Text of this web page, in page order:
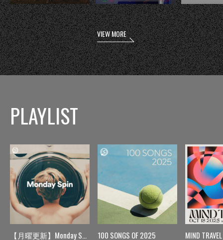
VIEW MORE
PLAYLIST
【月曜更新】Monday Spin 100 SONGS OF 2025 MIND TRAVEL